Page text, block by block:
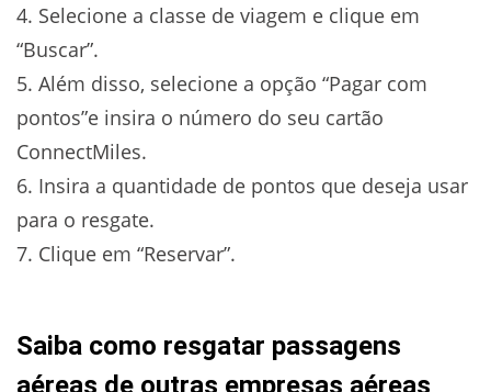
4. Selecione a classe de viagem e clique em
“Buscar”.
5. Além disso, selecione a opção “Pagar com
pontos”e insira o número do seu cartão
ConnectMiles.
6. Insira a quantidade de pontos que deseja usar
para o resgate.
7. Clique em “Reservar”.
Saiba como resgatar passagens
aéreas de outras empresas aéreas